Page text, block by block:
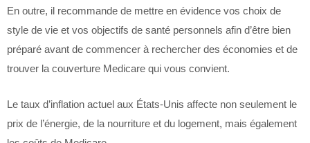
En outre, il recommande de mettre en évidence vos choix de
style de vie et vos objectifs de santé personnels afin d’être bien
préparé avant de commencer à rechercher des économies et de
trouver la couverture Medicare qui vous convient.
Le taux d’inflation actuel aux États-Unis affecte non seulement le
prix de l’énergie, de la nourriture et du logement, mais également